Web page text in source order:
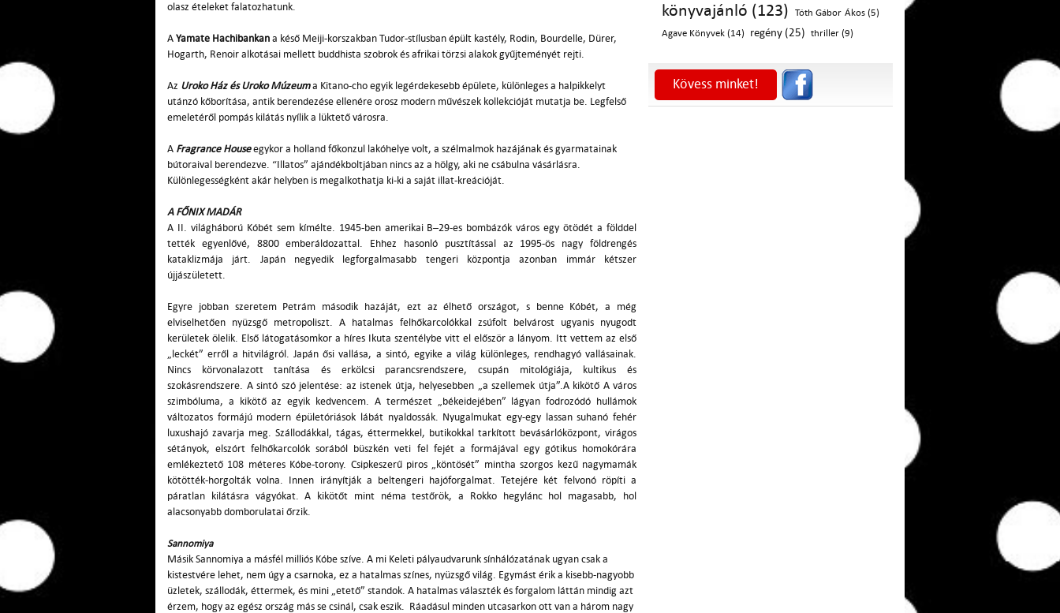
olasz ételeket falatozhatunk.
A Yamate Hachibankan a késő Meiji-korszakban Tudor-stílusban épült kastély, Rodin, Bourdelle, Dürer,
Hogarth, Renoir alkotásai mellett buddhista szobrok és afrikai törzsi alakok gyűjteményét rejti.
Az Uroko Ház és Uroko Múzeuma Kitano-cho egyik legérdekesebb épülete, különleges a halpikkelyt
utánzó kőborítása, antik berendezése ellenére orosz modern művészek kollekcióját mutatja be. Legfelső
emeletéről pompás kilátás nyílik a lüktető városra.
A Fragrance House egykor a holland főkonzul lakóhelye volt, a szélmalmok hazájának és gyarmatainak
bútoraival berendezve. “Illatos” ajándékboltjában nincs az a hölgy, aki ne csábulna vásárlásra.
Különlegességként akár helyben is megalkothatja ki-ki a saját illat-kreációját.
A FŐNIX MADÁR
A II. világháború Kóbét sem kímélte. 1945-ben amerikai B–29-es bombázók város egy ötödét a földdel
tették egyenlővé, 8800 emberáldozattal. Ehhez hasonló pusztítással az 1995-ös nagy földrengés
kataklizmája járt. Japán negyedik legforgalmasabb tengeri központja azonban immár kétszer
újjászületett.
Egyre jobban szeretem Petrám második hazáját, ezt az élhető országot, s benne Kóbét, a még
elviselhetően nyüzsgő metropoliszt. A hatalmas felhőkarcolókkal zsúfolt belvárost ugyanis nyugodt
kerületek ölelik. Első látogatásomkor a híres Ikuta szentélybe vitt el először a lányom. Itt vettem az első
„leckét” erről a hitvilágról. Japán ősi vallása, a sintó, egyike a világ különleges, rendhagyó vallásainak.
Nincs körvonalazott tanítása és erkölcsi parancsrendszere, csupán mitológiája, kultikus és
szokásrendszere. A sintó szó jelentése: az istenek útja, helyesebben „a szellemek útja”.A kikötő A város
szimbóluma, a kikötő az egyik kedvencem. A természet „békeidejében” lágyan fodrozódó hullámok
változatos formájú modern épületóriások lábát nyaldossák. Nyugalmukat egy-egy lassan suhanó fehér
luxushajó zavarja meg. Szállodákkal, tágas, éttermekkel, butikokkal tarkított bevásárlóközpont, virágos
sétányok, elszórt felhőkarcolók sorából büszkén veti fel fejét a formájával egy gótikus homokórára
emlékeztető 108 méteres Kóbe-torony. Csipkeszerű piros „köntösét” mintha szorgos kezű nagymamák
kötötték-horgolták volna. Innen irányítják a beltengeri hajóforgalmat. Tetejére két felvonó röpíti a
páratlan kilátásra vágyókat. A kikötőt mint néma testőrök, a Rokko hegylánc hol magasabb, hol
alacsonyabb domborulatai őrzik.
Sannomiya
Másik Sannomiya a másfél milliós Kóbe szíve. A mi Keleti pályaudvarunk sínhálózatának ugyan csak a
kistestvére lehet, nem úgy a csarnoka, ez a hatalmas színes, nyüzsgő világ. Egymást érik a kisebb-nagyobb
üzletek, szállodák, éttermek, és mini „etető” standok. A hatalmas választék és forgalom láttán mindig azt
érzem, hogy az egész ország más se csinál, csak eszik. Ráadásul minden utcasarkon ott van a három nagy
könyvajánló (123)
Tóth Gábor Ákos (5)
Agave Könyvek (14)
regény (25) thriller (9)
Kövess minket!